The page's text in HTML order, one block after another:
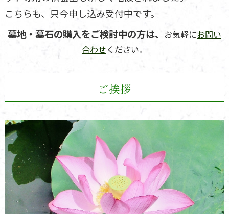
こちらも、只今申し込み受付中です。
墓地・墓石の購入をご検討中の方は、 お気軽にお問い
合わせください。
ご挨拶